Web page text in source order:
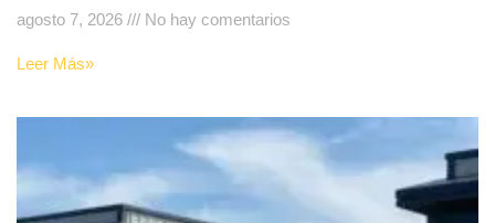
agosto 7, 2026
No hay comentarios
Leer Más»